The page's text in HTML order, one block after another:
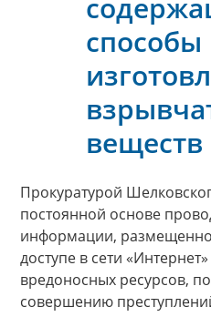
способы
веществ
Прокуратурой
постоянной основе
информации,
доступе в сети
вредоносных ресурсов,
совершению